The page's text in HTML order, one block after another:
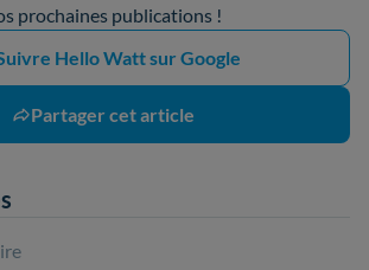
prochaines publications !
Hello Watt sur Google
Partager cet article